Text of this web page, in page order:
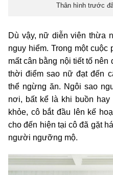
Thân hình trước
Dù vậy, nữ diễn viên thừa
nguy hiểm. Trong một cuộc
mất cân bằng nội tiết tố nên
thời điểm sao nữ đạt đến
thể ngừng ăn. Ngôi sao
nơi, bất kể là khi buồn
khỏe, cô bắt đầu lên kế
cho đến hiện tại cô đã gặt
người ngưỡng mộ.